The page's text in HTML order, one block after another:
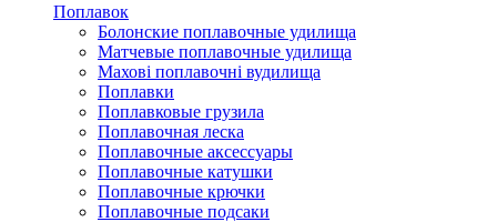
Поплавок
Болонские поплавочные удилища
Матчевые поплавочные удилища
Махові поплавочні вудилища
Поплавки
Поплавковые грузила
Поплавочная леска
Поплавочные аксессуары
Поплавочные катушки
Поплавочные крючки
Поплавочные подсаки